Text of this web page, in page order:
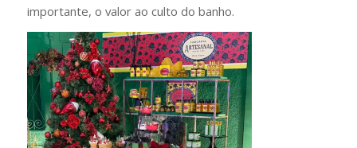
importante, o valor ao culto do banho.